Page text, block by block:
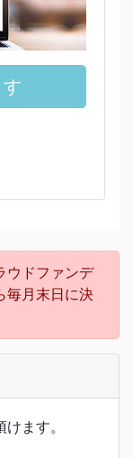
ウドファンデ
毎月末日に決
ます。